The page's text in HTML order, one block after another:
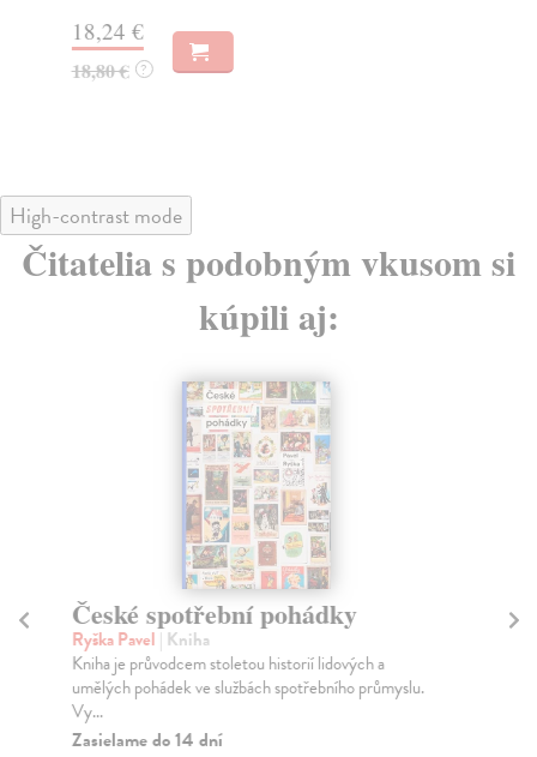
18,24 €
18,80 € ?
High-contrast mode
Čitatelia s podobným vkusom si
kúpili aj:
České spotřební pohádky
Ryška Pavel | Kniha
Kniha je průvodcem stoletou historií lidových a
umělých pohádek ve službách spotřebního průmyslu.
Vy...
Zasielame do 14 dní